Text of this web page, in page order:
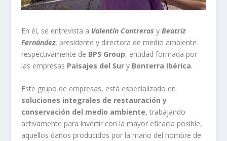
En él, se entrevista a Valentín Contreras yBeatriz
Fernández, presidente y directora de medio ambiente
respectivamente de BPS Group, entidad formada por
las empresas Paisajes del Sur y Bonterra Ibérica.
Este grupo de empresas, está especializado en
soluciones integrales de restauración y
conservación del medio ambiente, trabajando
activamente para invertir con la mayor eficacia posible,
aquellos daños producidos por la mano del hombre de